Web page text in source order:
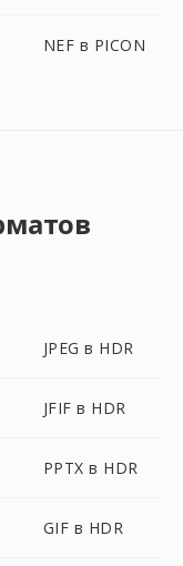
NEF в PICON
JPEG в HDR
JFIF в HDR
PPTX в HDR
GIF в HDR